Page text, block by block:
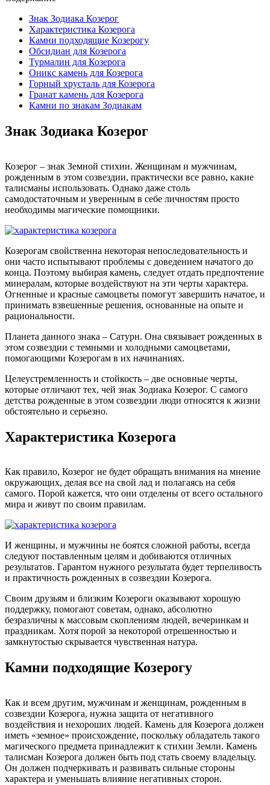
Знак Зодиака Козерог
Характеристика Козерога
Камни подходящие Козерогу
Обсидиан для Козерога
Турмалин для Козерога
Оникс камень для Козерога
Горный хрусталь для Козерога
Гранат камень для Козерога
Камни по знакам Зодиакам
Знак Зодиака Козерог
Козерог – знак Земной стихии. Женщинам и мужчинам,
рожденным в этом созвездии, практически все равно, какие
талисманы использовать. Однако даже столь
самодостаточным и уверенным в себе личностям просто
необходимы магические помощники.
Козерогам свойственна некоторая непоследовательность и
они часто испытывают проблемы с доведением начатого до
конца. Поэтому выбирая камень, следует отдать предпочтение
минералам, которые воздействуют на эти черты характера.
Огненные и красные самоцветы помогут завершить начатое, и
принимать взвешенные решения, основанные на опыте и
рациональности.
Планета данного знака – Сатурн. Она связывает рожденных в
этом созвездии с темными и холодными самоцветами,
помогающими Козерогам в их начинаниях.
Целеустремленность и стойкость – две основные черты,
которые отличают тех, чей знак Зодиака Козерог. С самого
детства рожденные в этом созвездии люди относятся к жизни
обстоятельно и серьезно.
Характеристика Козерога
Как правило, Козерог не будет обращать внимания на мнение
окружающих, делая все на свой лад и полагаясь на себя
самого. Порой кажется, что они отделены от всего остального
мира и живут по своим правилам.
И женщины, и мужчины не боятся сложной работы, всегда
следуют поставленным целям и добиваются отличных
результатов. Гарантом нужного результата будет терпеливость
и практичность рожденных в созвездии Козерога.
Своим друзьям и близким Козероги оказывают хорошую
поддержку, помогают советам, однако, абсолютно
безразличны к массовым скоплениям людей, вечеринкам и
праздникам. Хотя порой за некоторой отрешенностью и
замкнутостью скрывается чувственная натура.
Камни подходящие Козерогу
Как и всем другим, мужчинам и женщинам, рожденным в
созвездии Козерога, нужна защита от негативного
воздействия и нехороших людей. Камень для Козерога должен
иметь «земное» происхождение, поскольку обладатель такого
магического предмета принадлежит к стихии Земли. Камень
талисман Козерога должен быть под стать своему владельцу.
Он должен подчеркивать и развивать сильные стороны
характера и уменьшать влияние негативных сторон.